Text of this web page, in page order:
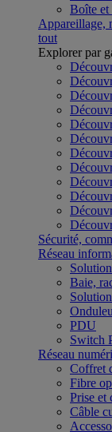
Boîte et
Appareillage,
tout
Explorer par
Sécurité,
Réseau
Baie,
PDU
Switch
Réseau
Coffret
Fibre
Prise et
Câble